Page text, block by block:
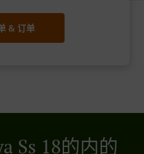
& 订单
Ss 18的内的